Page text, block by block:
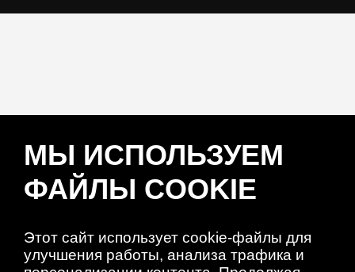
МЫ ИСПОЛЬЗУЕМ
ФАЙЛЫ COOKIE
Этот сайт использует cookie-файлы для
улучшения работы, анализа трафика и